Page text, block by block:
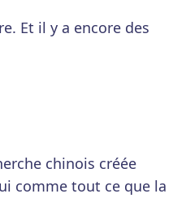
Et il y a encore des
chinois créée
comme tout ce que la